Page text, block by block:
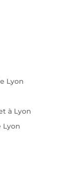
Lyon
à Lyon
Lyon